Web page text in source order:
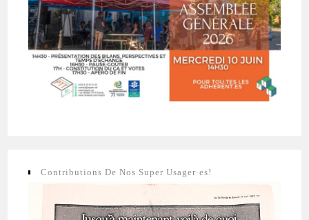
Contributions De Nos Super Usager·es!